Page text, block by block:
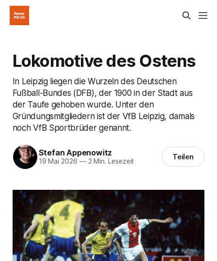
Lokomotive des Ostens
In Leipzig liegen die Wurzeln des Deutschen
Fußball-Bundes (DFB), der 1900 in der Stadt aus
der Taufe gehoben wurde. Unter den
Gründungsmitgliedern ist der VfB Leipzig, damals
noch VfB Sportbrüder genannt.
Stefan Appenowitz
19 Mai 2026 —2 Min. Lesezeit Teilen